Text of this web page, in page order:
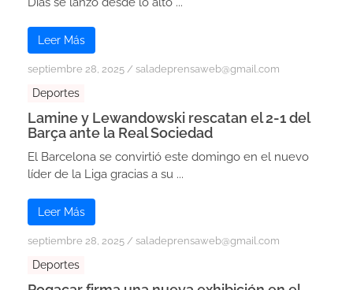
Leer Más
septiembre 28, 2025 / saladeprensaweb@gmail.com
Deportes
Lamine y Lewandowski rescatan el 2-1 del
Barça ante la Real Sociedad
El Barcelona se convirtió este domingo en el nuevo
líder de la Liga gracias a su ...
Leer Más
septiembre 28, 2025 / saladeprensaweb@gmail.com
Deportes